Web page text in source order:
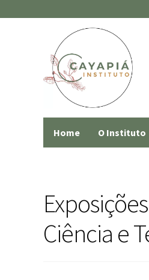
Home O Instituto
Ciência e